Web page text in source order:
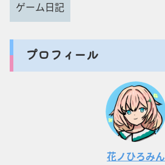
ゲーム日記
プロフィール
花ノひろみん